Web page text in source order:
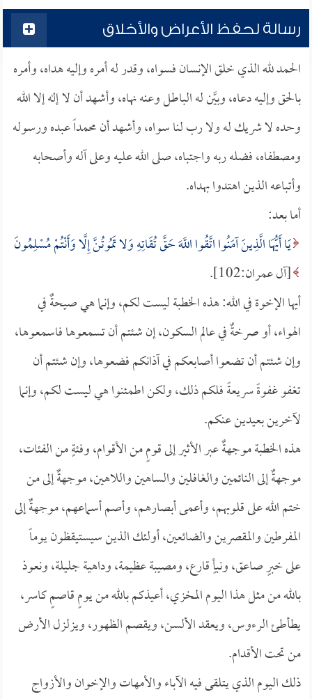
رسالة لحفظ الأعراض والأخلاق
الحمد لله الذي خلق الإنسان فسواه، وقدر له أمره وإليه هداه، وأمره
بالحق وإليه دعاه، وبيَّن له الباطل وعنه نهاه، وأشهد أن لا إله إلا الله
وحده لا شريك له ولا رب لنا سواه، وأشهد أن محمداً عبده ورسوله
ومصطفاه، فضله ربه واجتباه، صلى الله عليه وعلى آله وأصحابه
وأتباعه الذين اهتدوا بهداه.
أما بعد:
يَا أَيُّهَا الَّذِينَ آمَنُوا اتَّقُوا اللَّهَ حَقَّ تُقَاتِهِ وَلا تَمُوتُنَّ إِلَّا وَأَنْتُمْ مُسْلِمُونَ
[آل عمران:102].
أيها الإخوة في الله: هذه الخطبة ليست لكم، وإنما هي صيحةٌ في
الهواء، أو صرخةٌ في عالم السكون، إن شئتم أن تسمعوها فاسمعوها،
وإن شئتم أن تضعوا أصابعكم في آذانكم فضعوها، وإن شئتم أن
تغفو غفوةً سريعةً فلكم ذلك، ولكن اطمئنوا هي ليست لكم، وإنما
لآخرين بعيدين عنكم.
هذه الخطبة موجهةٌ عبر الأثير إلى قومٍ من الأقوام، وفئةٍ من الفئات،
موجهةٌ إلى النائمين والغافلين والساهين واللاهين، موجهةٌ إلى من
ختم الله على قلوبهم، وأعمى أبصارهم، وأصم أسماعهم، موجهةٌ إلى
المفرطين والمقصرين والضائعين، أولئك الذين سيستيقظون يوماً
على خبرٍ صاعق، ونبأٍ قارع، ومصيبة عظيمة، وداهية جليلة، ونعوذ
بالله من مثل هذا اليوم المخزي، أعيذكم بالله من يومٍ قاصمٍ كاسر،
يطأطئ الرءوس، ويعقد الألسن، ويقصم الظهور، ويزلزل الأرض
من تحت الأقدام.
ذلك اليوم الذي يتلقى فيه الآباء والأمهات والإخوان والأزواج